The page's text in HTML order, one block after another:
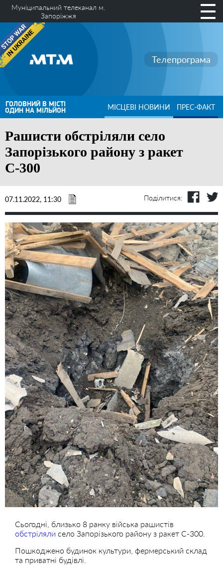
Муніципальний телеканал м.
Запоріжжя
Телепрограма
ГОЛОВНИЙ В МІСТІ
ОДИН НА МІЛЬЙОН МІСЦЕВІ НОВИНИ ПРЕС-ФАКТ
Рашисти обстріляли село
Запорізького району з ракет
С-300
07.11.2022, 11:30 Поділитися:
Сьогодні, близько 8 ранку війська рашистів
обстріляли село Запорізького району з ракет С-300.
Пошкоджено будинок культури, фермерський склад
та приватні будівлі.